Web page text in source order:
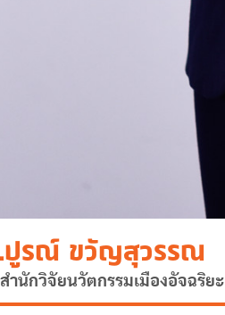
ปูรณ์ ขวัญสุวรรณ
ำนักวิจัยนวัตกรรมเมืองอัจฉริยะ